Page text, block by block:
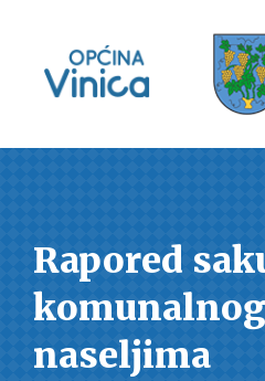
Rapored
naseljima